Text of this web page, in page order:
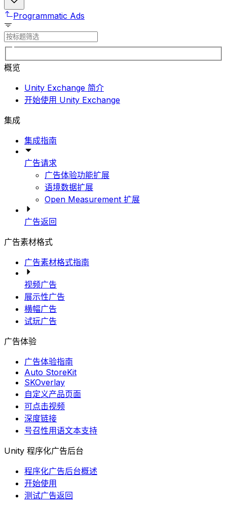
Programmatic Ads
概览
Unity Exchange 简介
开始使用 Unity Exchange
集成
集成指南
广告请求
广告体验功能扩展
语境数据扩展
Open Measurement 扩展
广告返回
广告素材格式
广告素材格式指南
视频广告
展示性广告
横幅广告
试玩广告
广告体验
广告体验指南
Auto StoreKit
SKOverlay
自定义产品页面
可点击视频
深度链接
号召性用语文本支持
Unity 程序化广告后台
程序化广告后台概述
开始使用
测试广告返回